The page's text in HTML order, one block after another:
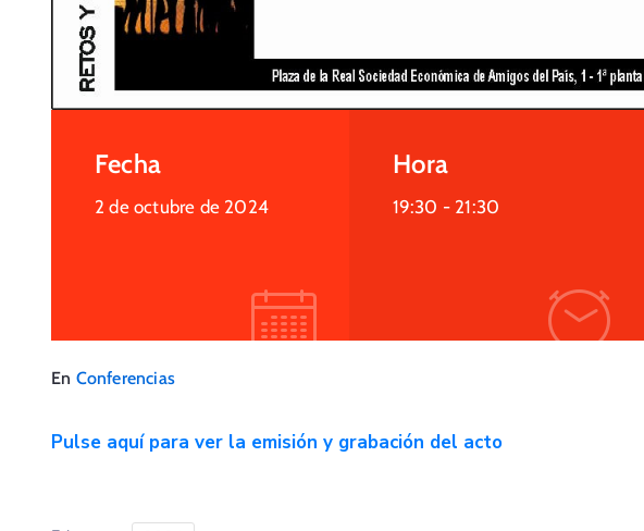
Fecha
2 de octubre de 2024
Hora
19:30 - 21:30
En Conferencias
Pulse aquí para ver la emisión y grabación del acto